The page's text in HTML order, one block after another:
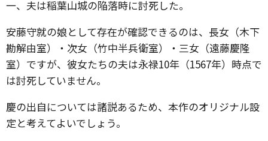
一、夫は稲葉山城の陥落時に討死した。
安藤守就の娘として存在が確認できるのは、長女（木下
勘解由室）・次女（竹中半兵衛室）・三女（遠藤慶隆
室）ですが、彼女たちの夫は永禄10年（1567年）時点で
は討死していません。
慶の出自については諸説あるため、本作のオリジナル設
定と考えてよいでしょう。